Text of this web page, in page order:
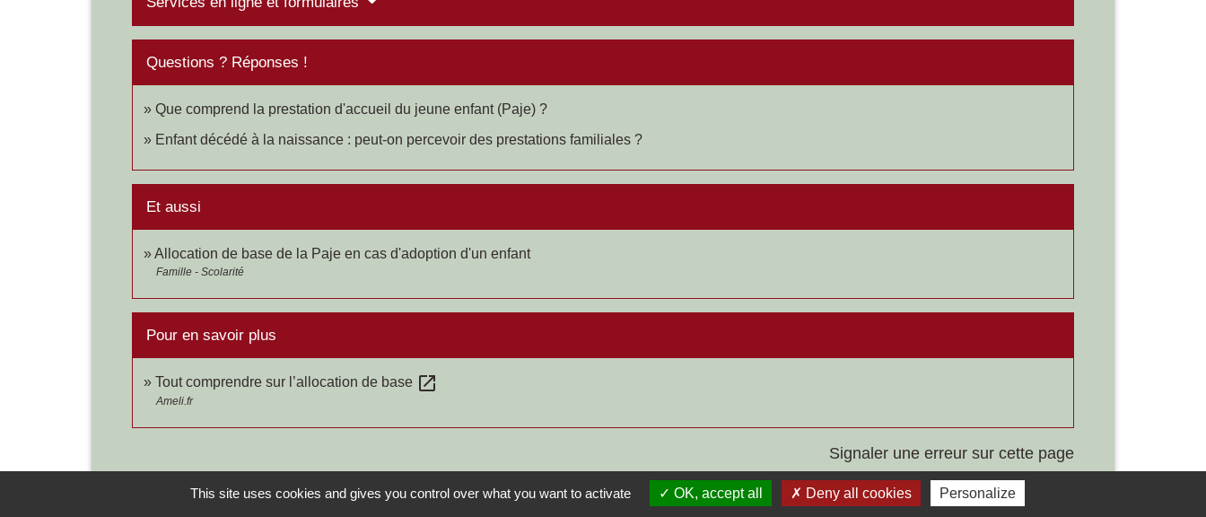
Questions ? Réponses !
Que comprend la prestation d'accueil du jeune enfant (Paje) ?
Enfant décédé à la naissance : peut-on percevoir des prestations familiales ?
Et aussi
Allocation de base de la Paje en cas d'adoption d'un enfant
Famille - Scolarité
Pour en savoir plus
Tout comprendre sur l’allocation de base open_in_new
Ameli.fr
Signaler une erreur sur cette page
This site uses cookies and gives you control over what you want to activate OK, accept all Deny all cookies Personalize